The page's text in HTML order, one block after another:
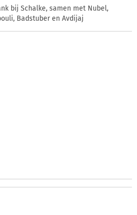
bij Schalke, samen met Nubel,
Badstuber en Avdijaj